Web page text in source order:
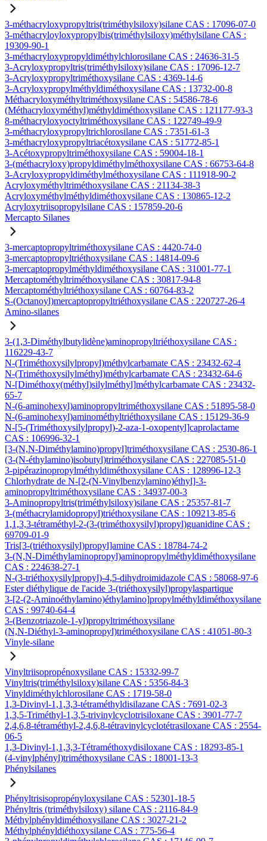
3-méthacryloxypropyltris(triméthylsiloxy)silane CAS : 17096-07-0
3-méthacryloyloxypropylbis(triméthylsiloxy)méthylsilane CAS :
19309-90-1
3-méthacryloxypropyldiméthylchlorosilane CAS : 24636-31-5
3-Acryloxypropyltris(triméthylsiloxy)silane CAS : 17096-12-7
3-Acryloxypropyltriméthoxysilane CAS : 4369-14-6
3-Acryloxypropylméthyldiméthoxysilane CAS : 13732-00-8
Méthacryloxyméthyltriméthoxysilane CAS : 54586-78-6
(Méthacryloxyméthyl)méthyldiméthoxysilane CAS : 121177-93-3
8-méthacryloxyoctyltriméthoxysilane CAS : 122749-49-9
3-méthacryloxypropyltrichlorosilane CAS : 7351-61-3
3-méthacryloxypropyltriacétoxysilane CAS : 51772-85-1
3-Acétoxypropyltriméthoxysilane CAS : 59004-18-1
3-(méthacryloxy)propyldiméthylméthoxysilane CAS : 66753-64-8
3-Acryloxypropyldiméthylméthoxysilane CAS : 111918-90-2
Acryloxyméthyltriméthoxysilane CAS : 21134-38-3
Acryloxyméthylméthyldiméthoxysilane CAS : 130865-12-2
Acryloxytriisopropylsilane CAS : 157859-20-6
Mercapto Silanes
3-mercaptopropyltriméthoxysilane CAS : 4420-74-0
3-mercaptopropyltriéthoxysilane CAS : 14814-09-6
3-mercaptopropylméthyldiméthoxysilane CAS : 31001-77-1
Mercaptométhyltriméthoxysilane CAS : 30817-94-8
Mercaptométhyltriéthoxysilane CAS : 60764-83-2
S-(Octanoyl)mercaptopropyltriéthoxysilane CAS : 220727-26-4
Amino-silanes
3-(1,3-Diméthylbutylidène)aminopropyltriéthoxysilane CAS :
116229-43-7
N-(Triméthoxysilylpropyl)méthylcarbamate CAS : 23432-62-4
N-(Triméthoxysilylméthyl)méthylcarbamate CAS : 23432-64-6
N-[Diméthoxy(méthyl)silylméthyl]méthylcarbamate CAS : 23432-
65-7
N-(6-aminohexyl)aminopropyltriméthoxysilane CAS : 51895-58-0
N-(6-aminohexyl)aminométhyltriéthoxysilane CAS : 15129-36-9
N-[5-(Triméthoxysilylpropyl)-2-aza-1-oxopentyl]caprolactame
CAS : 106996-32-1
[3-(N,N-Diméthylamino)propyl]triméthoxysilane CAS : 2530-86-1
(3-(N-éthylamino)isobutyl)triméthoxysilane CAS : 227085-51-0
3-pipérazinopropylméthyldiméthoxysilane CAS : 128996-12-3
Chlorhydrate de N-[2-(N-Vinylbenzylamino)éthyl]-3-
aminopropyltriméthoxysilane CAS : 34937-00-3
3-Aminopropyltris(triméthylsiloxy)silane CAS : 25357-81-7
3-(méthacrylamidopropyl)triéthoxysilane CAS : 109213-85-6
1,1,3,3-tétraméthyl-2-(3-(triméthoxysilyl)propyl)guanidine CAS :
69709-01-9
Tris[3-(triéthoxysilyl)propyl]amine CAS : 18784-74-2
3-(N,N-Diméthylaminopropyl)aminopropylméthyldiméthoxysilane
CAS : 224638-27-1
N-(3-triéthoxysilylpropyl)-4,5-dihydroimidazole CAS : 58068-97-6
Ester diéthylique de l'acide 3-(triéthoxysilyl)propylaspartique
3-[2-(2-Aminoéthylamino)éthylamino]propylméthyldiméthoxysilane
CAS : 99740-64-4
3-(Benzotriazole-1-yl)propyltriméthoxysilane
(N,N-Diéthyl-3-aminopropyl)triméthoxysilane CAS : 41051-80-3
Vinyle-silane
Vinyltriisopropénoxysilane CAS : 15332-99-7
Vinyltris(triméthylsiloxy)silane CAS : 5356-84-3
Vinyldiméthylchlorosilane CAS : 1719-58-0
1,3-Divinyl-1,1,3,3-tétraméthyldisilazane CAS : 7691-02-3
1,3,5-Triméthyl-1,3,5-trivinylcyclotrisiloxane CAS : 3901-77-7
2,4,6,8-tétraméthyl-2,4,6,8-tétravinylcyclotétrasiloxane CAS : 2554-
06-5
1,3-Divinyl-1,1,3,3-Tétraméthoxydisiloxane CAS : 18293-85-1
(4-vinylphényl)triméthoxysilane CAS : 18001-13-3
Phénylsilanes
Phényltrisisopropényloxysilane CAS : 52301-18-5
Phényltris (triméthylsiloxy) silane CAS : 2116-84-9
Méthylphényldiméthoxysilane CAS : 3027-21-2
Méthylphényldiéthoxysilane CAS : 775-56-4